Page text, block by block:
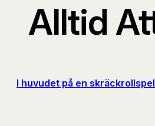
Alltid
I huvudet på en